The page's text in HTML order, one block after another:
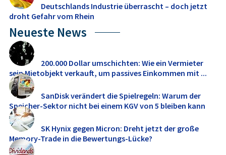
Deutschlands Industrie überrascht – doch jetzt
droht Gefahr vom Rhein
Neueste News
200.000 Dollar umschichten: Wie ein Vermieter
sein Mietobjekt verkauft, um passives Einkommen mit ...
SanDisk verändert die Spielregeln: Warum der
Speicher-Sektor nicht bei einem KGV von 5 bleiben kann
SK Hynix gegen Micron: Dreht jetzt der große
Memory‑Trade in die Bewertungs-Lücke?